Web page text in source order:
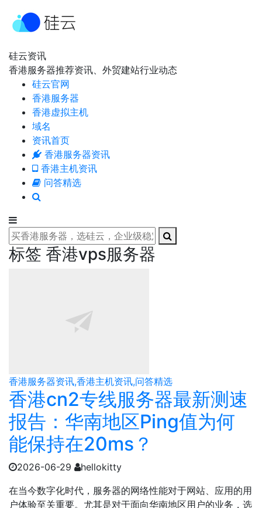
硅云资讯
香港服务器推荐资讯、外贸建站行业动态
硅云官网
香港服务器
香港虚拟主机
域名
资讯首页
香港服务器资讯
香港主机资讯
问答精选
标签 香港vps服务器
香港服务器资讯,香港主机资讯,问答精选
香港cn2专线服务器最新测速
报告：华南地区Ping值为何
能保持在20ms？
2026-06-29
hellokitty
在当今数字化时代，服务器的网络性能对于网站、应用的用
户体验至关重要。尤其是对于面向华南地区用户的业务，选